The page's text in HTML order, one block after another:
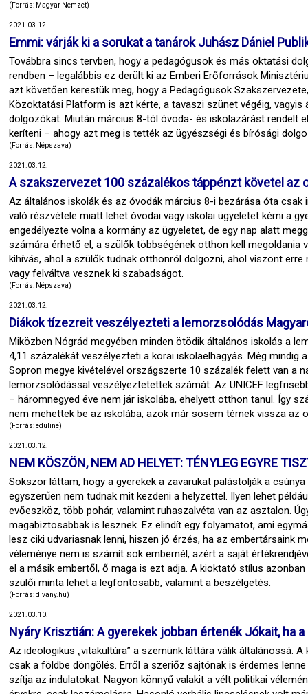
(Forrás: Magyar Nemzet)
2021.03.12.
Emmi: várják ki a sorukat a tanárok Juhász Dániel
Továbbra sincs tervben, hogy a pedagógusok és más oktatási
rendben – legalábbis ez derült ki az Emberi Erőforrások
azt követően kerestük meg, hogy a Pedagógusok
Közoktatási Platform is azt kérte, a tavaszi szünet végéig,
dolgozókat. Miután március 8-tól óvoda- és iskolazárást rendelt
keríteni – ahogy azt meg is tették az ügyészségi és bírósági
(Forrás: Népszava)
2021.03.12.
A szakszervezet 100 százalékos táppénzt követel az
Az általános iskolák és az óvodák március 8-i bezárása óta
való részvétele miatt lehet óvodai vagy iskolai ügyeletet kérni a
engedélyezte volna a kormány az ügyeletet, de egy nap alatt
számára érhető el, a szülők többségének otthon kell
kihívás, ahol a szülők tudnak otthonról dolgozni, ahol viszont
vagy felváltva vesznek ki szabadságot.
(Forrás: Népszava)
2021.03.12.
Diákok tízezreit veszélyezteti a lemorzsolódás
Miközben Nógrád megyében minden ötödik általános iskolás a
4,11 százalékát veszélyezteti a korai iskolaelhagyás. Még
Sopron megye kivételével országszerte 10 százalék felett van a
lemorzsolódással veszélyeztetettek számát. Az UNICEF
– háromnegyed éve nem jár iskolába, ehelyett otthon tanul. Így
nem mehettek be az iskolába, azok már sosem térnek vissza az
(Forrás: eduline)
2021.03.12.
NEM KÖSZÖN, NEM AD HELYET: TÉNYLEG EGYRE
Sokszor láttam, hogy a gyerekek a zavarukat palástolják a
egyszerűen nem tudnak mit kezdeni a helyzettel. Ilyen lehet
evőeszköz, több pohár, valamint ruhaszalvéta van az asztalon.
magabiztosabbak is lesznek. Ez elindít egy folyamatot, ami
lesz ciki udvariasnak lenni, hiszen jó érzés, ha az embertársaink
véleménye nem is számít sok embernél, azért a saját
el a másik embertől, ő maga is ezt adja. A kioktató stílus
szülői minta lehet a legfontosabb, valamint a beszélgetés.
(Forrás: divany.hu)
2021.03.10.
Nyáry Krisztián: A gyerekek jobban értenék Jókait, ha
Az ideologikus „vitakultúra” a szemünk láttára válik általánossá.
csak a földbe döngölés. Erről a szeriőz sajtónak is érdemes
szítja az indulatokat. Nagyon könnyű valakit a vélt politikai